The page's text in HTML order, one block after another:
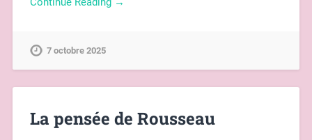
7 octobre 2025
La pensée de Rousseau